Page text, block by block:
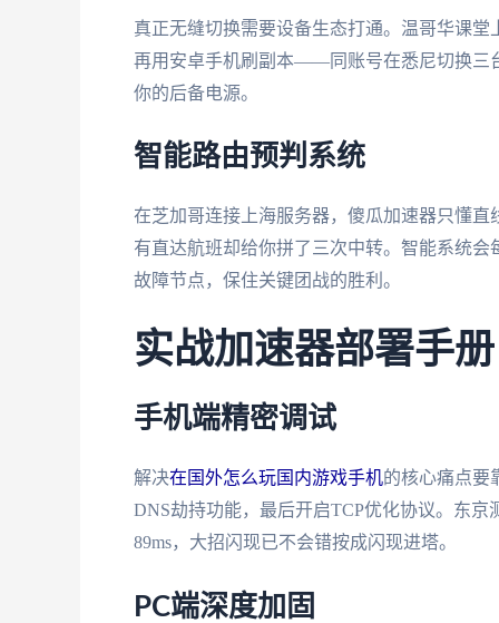
真正无缝切换需要设备生态打通。温哥华课
再用安卓手机刷副本——同账号在悉尼切换三
你的后备电源。
智能路由预判系统
在芝加哥连接上海服务器，傻瓜加速器只懂
有直达航班却给你拼了三次中转。智能系统
故障节点，保住关键团战的胜利。
实战加速器部署手册
手机端精密调试
解决在国外怎么玩国内游戏手机的核心痛点要
DNS劫持功能，最后开启TCP优化协议。东
89ms，大招闪现已不会错按成闪现进塔。
PC端深度加固